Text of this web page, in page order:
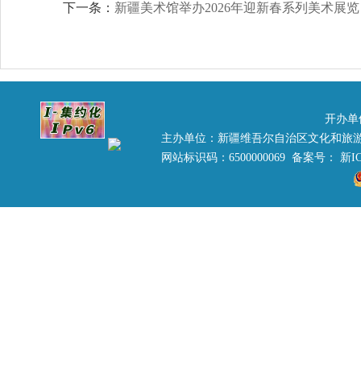
下一条： 新疆美术馆举办2026年迎新春系列美术展览
开办单
主办单位：新疆维吾尔自治区文化和
网站标识码：6500000069 备案号： 新